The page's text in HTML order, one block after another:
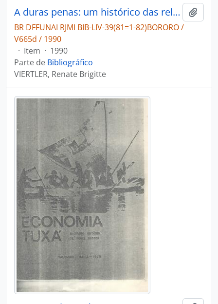
A duras penas: um histórico das relações entre índios Bororo e "Civilizados" no Mato Grosso.
BR DFFUNAI RJMI BIB-LIV-39(81=1-82)BORORO /
V665d / 1990
· Item · 1990
Parte de Bibliográfico
VIERTLER, Renate Brigitte